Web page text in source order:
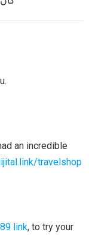
an incredible
travelshop
link, to try your